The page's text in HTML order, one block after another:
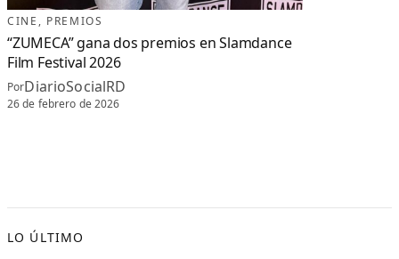
CINE , PREMIOS
“ZUMECA” gana dos premios en Slamdance
Film Festival 2026
PorDiarioSocialRD
26 de febrero de 2026
LO ÚLTIMO